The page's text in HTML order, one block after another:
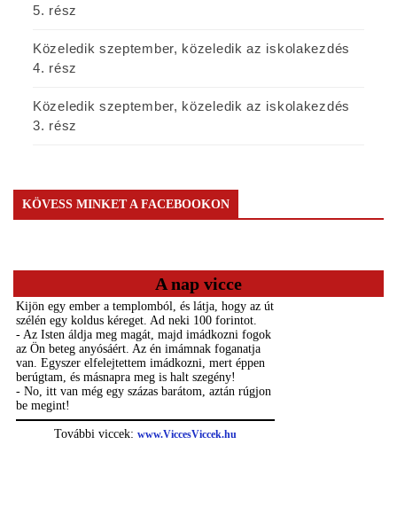
5. rész
Közeledik szeptember, közeledik az iskolakezdés
4. rész
Közeledik szeptember, közeledik az iskolakezdés
3. rész
KÖVESS MINKET A FACEBOOKON
A nap vicce